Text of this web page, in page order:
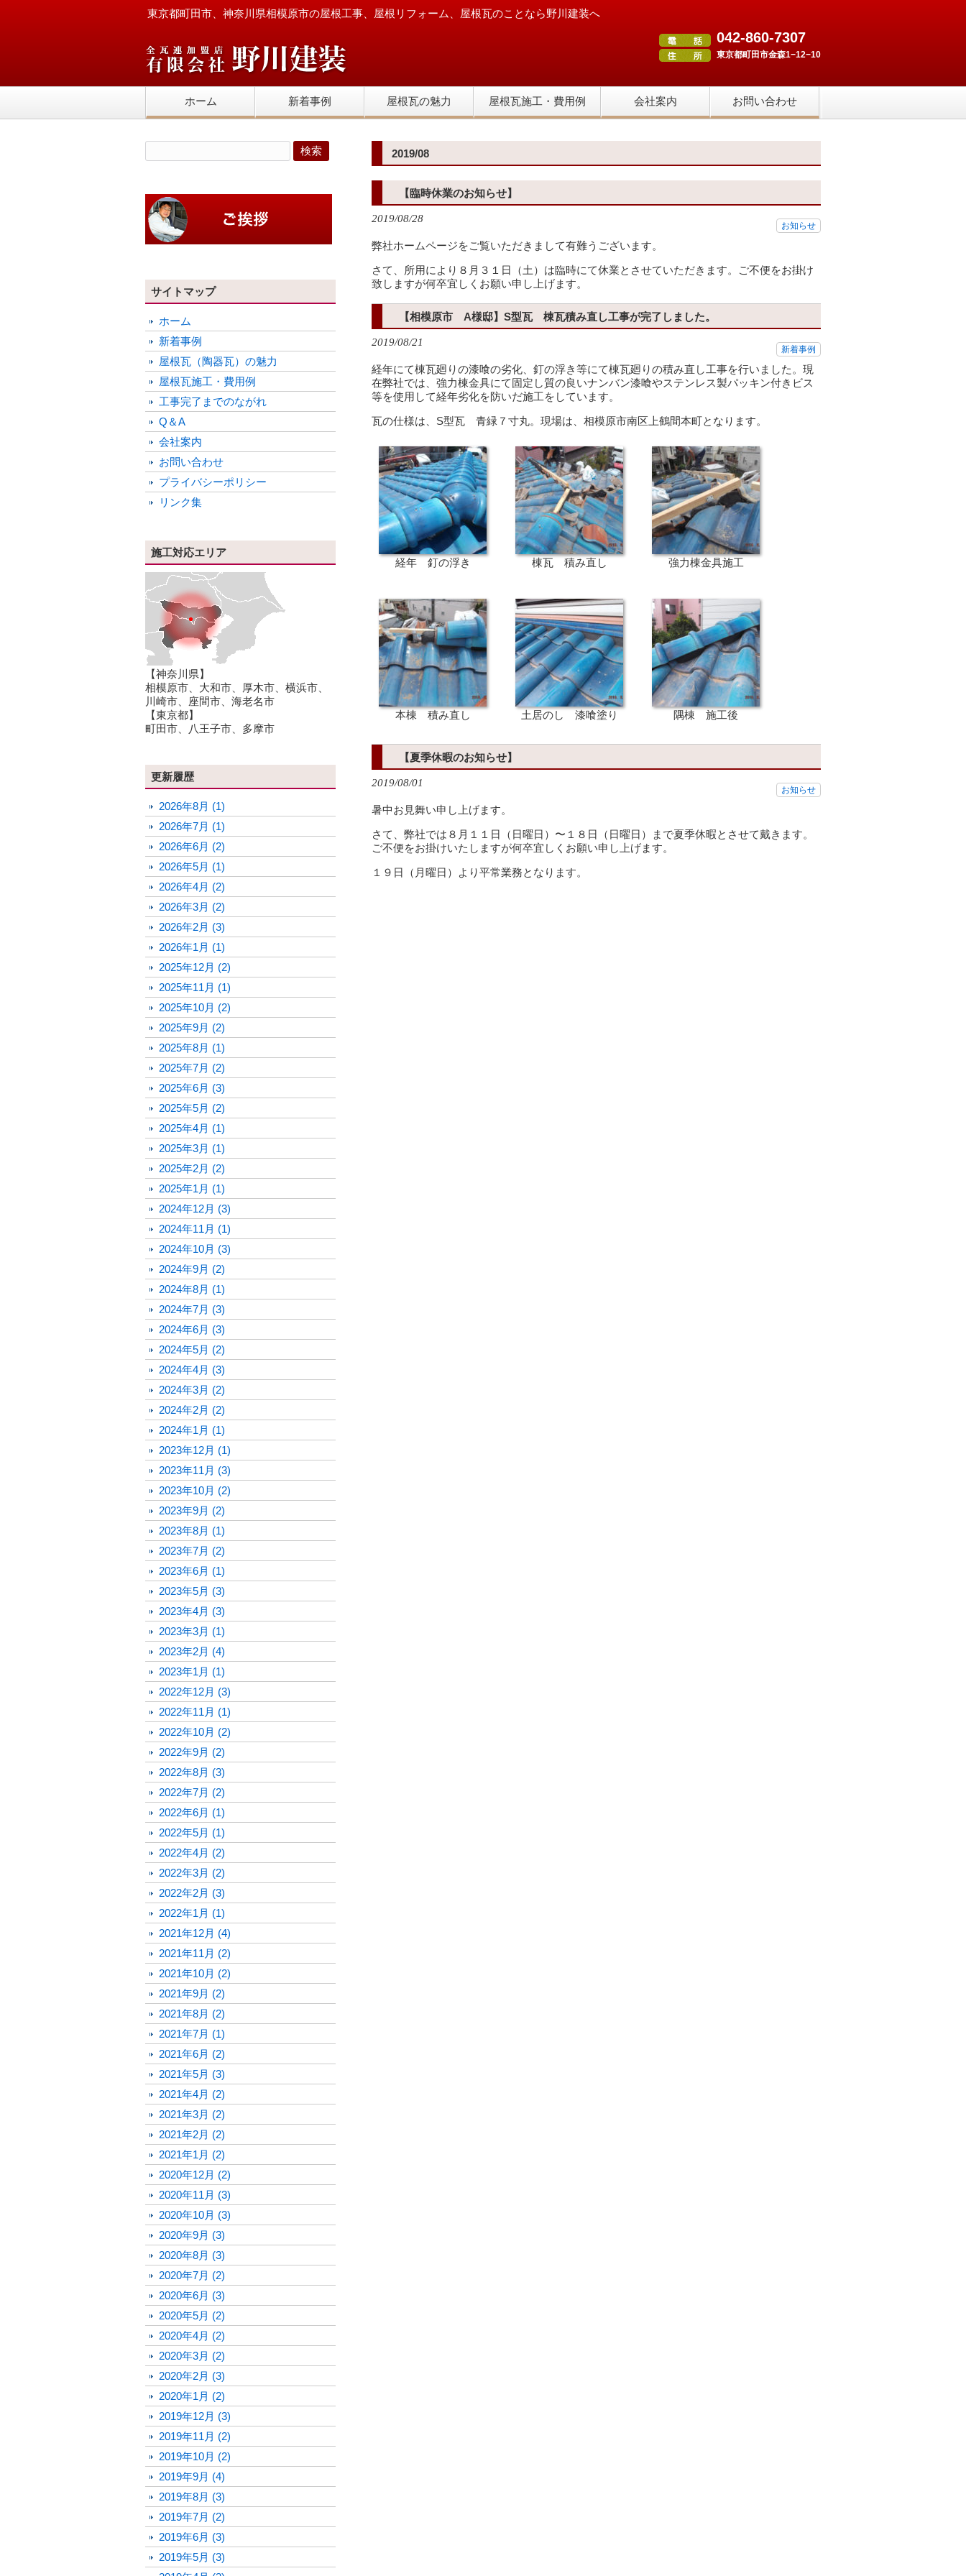
東京都町田市、神奈川県相模原市の屋根工事、屋根リフォーム、屋根瓦のことなら野川建装へ
042-860-7307
東京都町田市金森1−12−10
ホーム 新着事例 屋根瓦の魅力 屋根瓦施工・費用例 会社案内 お問い合わせ
2019/08
【臨時休業のお知らせ】
2019/08/28
お知らせ
弊社ホームページをご覧いただきまして有難うございます。
さて、所用により８月３１日（土）は臨時にて休業とさせていただきます。ご不便をお掛け
致しますが何卒宜しくお願い申し上げます。
【相模原市 A様邸】S型瓦 棟瓦積み直し工事が完了しました。
2019/08/21
新着事例
経年にて棟瓦廻りの漆喰の劣化、釘の浮き等にて棟瓦廻りの積み直し工事を行いました。現
在弊社では、強力棟金具にて固定し質の良いナンバン漆喰やステンレス製パッキン付きビス
等を使用して経年劣化を防いだ施工をしています。
瓦の仕様は、S型瓦 青緑７寸丸。現場は、相模原市南区上鶴間本町となります。
経年 釘の浮き 棟瓦 積み直し 強力棟金具施工
本棟 積み直し 土居のし 漆喰塗り 隅棟 施工後
【夏季休暇のお知らせ】
2019/08/01
お知らせ
暑中お見舞い申し上げます。
さて、弊社では８月１１日（日曜日）〜１８日（日曜日）まで夏季休暇とさせて戴きます。
ご不便をお掛けいたしますが何卒宜しくお願い申し上げます。
１９日（月曜日）より平常業務となります。
サイトマップ
ホーム
新着事例
屋根瓦（陶器瓦）の魅力
屋根瓦施工・費用例
工事完了までのながれ
Q＆A
会社案内
お問い合わせ
プライバシーポリシー
リンク集
施工対応エリア
【神奈川県】
相模原市、大和市、厚木市、横浜市、
川崎市、座間市、海老名市
【東京都】
町田市、八王子市、多摩市
更新履歴
2026年8月 (1)
2026年7月 (1)
2026年6月 (2)
2026年5月 (1)
2026年4月 (2)
2026年3月 (2)
2026年2月 (3)
2026年1月 (1)
2025年12月 (2)
2025年11月 (1)
2025年10月 (2)
2025年9月 (2)
2025年8月 (1)
2025年7月 (2)
2025年6月 (3)
2025年5月 (2)
2025年4月 (1)
2025年3月 (1)
2025年2月 (2)
2025年1月 (1)
2024年12月 (3)
2024年11月 (1)
2024年10月 (3)
2024年9月 (2)
2024年8月 (1)
2024年7月 (3)
2024年6月 (3)
2024年5月 (2)
2024年4月 (3)
2024年3月 (2)
2024年2月 (2)
2024年1月 (1)
2023年12月 (1)
2023年11月 (3)
2023年10月 (2)
2023年9月 (2)
2023年8月 (1)
2023年7月 (2)
2023年6月 (1)
2023年5月 (3)
2023年4月 (3)
2023年3月 (1)
2023年2月 (4)
2023年1月 (1)
2022年12月 (3)
2022年11月 (1)
2022年10月 (2)
2022年9月 (2)
2022年8月 (3)
2022年7月 (2)
2022年6月 (1)
2022年5月 (1)
2022年4月 (2)
2022年3月 (2)
2022年2月 (3)
2022年1月 (1)
2021年12月 (4)
2021年11月 (2)
2021年10月 (2)
2021年9月 (2)
2021年8月 (2)
2021年7月 (1)
2021年6月 (2)
2021年5月 (3)
2021年4月 (2)
2021年3月 (2)
2021年2月 (2)
2021年1月 (2)
2020年12月 (2)
2020年11月 (3)
2020年10月 (3)
2020年9月 (3)
2020年8月 (3)
2020年7月 (2)
2020年6月 (3)
2020年5月 (2)
2020年4月 (2)
2020年3月 (2)
2020年2月 (3)
2020年1月 (2)
2019年12月 (3)
2019年11月 (2)
2019年10月 (2)
2019年9月 (4)
2019年8月 (3)
2019年7月 (2)
2019年6月 (3)
2019年5月 (3)